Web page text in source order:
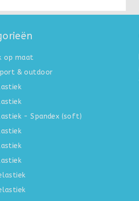
op maat
& outdoor
- Spandex (soft)